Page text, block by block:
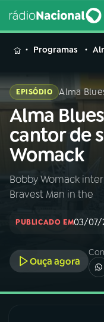
MENU
Buscar
na
Rádio
Nacional
INÍCIO
A RÁDIO
03
Programas
EPISÓDIO Alma
Alma
cantor de
Womack
Bobby Womack
Bravest Man in the
PUBLICADO EM03/07/
Ouça agora